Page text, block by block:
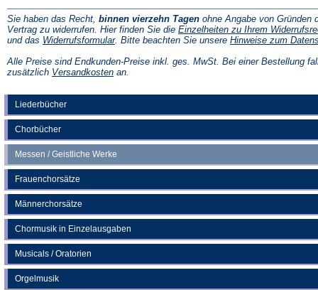
Liederbücher
Chorbücher
Messen / Geistliche Werke
Frauenchorsätze
Männerchorsätze
Chormusik in Einzelausgaben
Musicals / Oratorien
Orgelmusik
Sie haben das Recht, binnen vierzehn Tagen ohne Angabe von Gründen
Vertrag zu widerrufen. Hier finden Sie die Einzelheiten zu Ihrem
und das Widerrufsformular(Öffnet
einem
neuen
. Bitte beachten Sie unsere Hinweise zum
Alle Preise sind Endkunden-Preise inkl. ges. MwSt. Bei einer Bestellung
zusätzlich Versandkosten(Öffnet
an.